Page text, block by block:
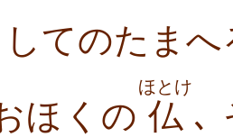
してのたま
ほくの 仏
ほとけ
､